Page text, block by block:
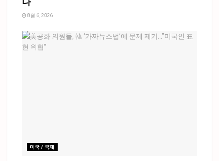
8월 6, 2026
미국 / 국제